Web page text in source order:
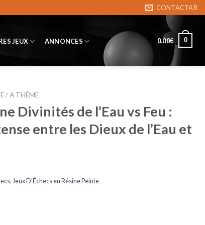
CONTACTAR
JEUX ANNONCES 0.00€ 0
/ A THÈME
Divinités de l’Eau vs Feu :
entre les Dieux de l’Eau et
, Jeux D’Échecs en Résine Peinte